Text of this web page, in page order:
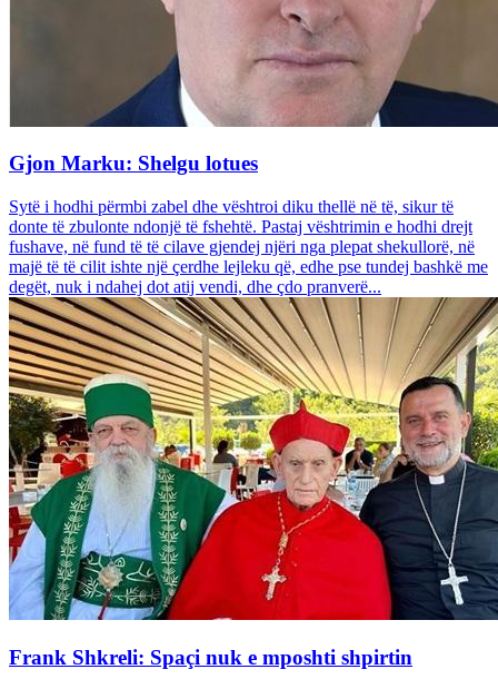
Gjon Marku: Shelgu lotues
Sytë i hodhi përmbi zabel dhe vështroi diku thellë në të, sikur të
donte të zbulonte ndonjë të fshehtë. Pastaj vështrimin e hodhi drejt
fushave, në fund të të cilave gjendej njëri nga plepat shekullorë, në
majë të të cilit ishte një çerdhe lejleku që, edhe pse tundej bashkë me
degët, nuk i ndahej dot atij vendi, dhe çdo pranverë...
Frank Shkreli: Spaçi nuk e mposhti shpirtin